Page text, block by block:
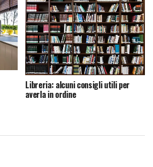
Libreria: alcuni consigli utili per
averla in ordine